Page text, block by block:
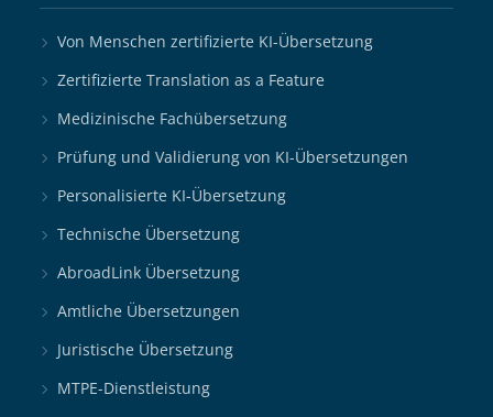
Von Menschen zertifizierte KI-Übersetzung
Zertifizierte Translation as a Feature
Medizinische Fachübersetzung
Prüfung und Validierung von KI-Übersetzungen
Personalisierte KI-Übersetzung
Technische Übersetzung
AbroadLink Übersetzung
Amtliche Übersetzungen
Juristische Übersetzung
MTPE-Dienstleistung